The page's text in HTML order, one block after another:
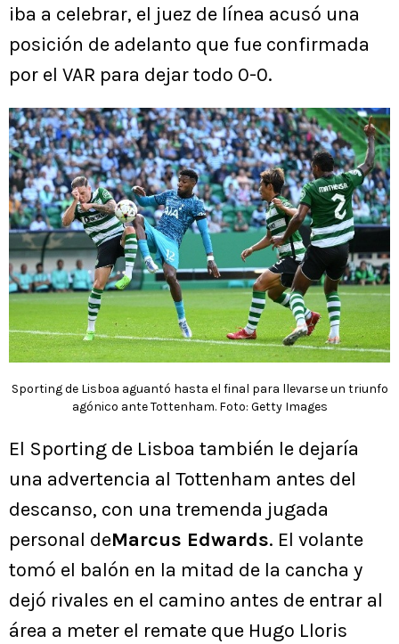
iba a celebrar, el juez de línea acusó una
posición de adelanto que fue confirmada
por el VAR para dejar todo 0-0.
Sporting de Lisboa aguantó hasta el final para llevarse un triunfo
agónico ante Tottenham. Foto: Getty Images
El Sporting de Lisboa también le dejaría
una advertencia al Tottenham antes del
descanso, con una tremenda jugada
personal deMarcus Edwards. El volante
tomó el balón en la mitad de la cancha y
dejó rivales en el camino antes de entrar al
área a meter el remate que Hugo Lloris